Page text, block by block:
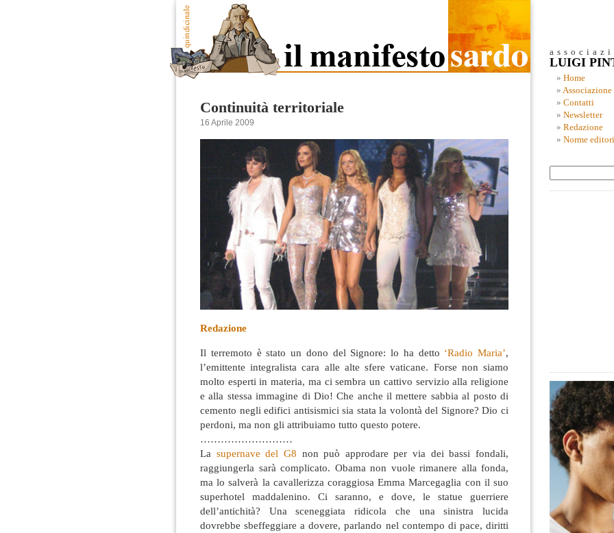
Continuità territoriale
16 Aprile 2009
Redazione
Il terremoto è stato un dono del Signore: lo ha detto ‘Radio Maria’,
l’emittente integralista cara alle alte sfere vaticane. Forse non siamo
molto esperti in materia, ma ci sembra un cattivo servizio alla religione
e alla stessa immagine di Dio! Che anche il mettere sabbia al posto di
cemento negli edifici antisismici sia stata la volontà del Signore? Dio ci
perdoni, ma non gli attribuiamo tutto questo potere.
………………………
La supernave del G8 non può approdare per via dei bassi fondali,
raggiungerla sarà complicato. Obama non vuole rimanere alla fonda,
ma lo salverà la cavallerizza coraggiosa Emma Marcegaglia con il suo
superhotel maddalenino. Ci saranno, e dove, le statue guerriere
dell’antichità? Una sceneggiata ridicola che una sinistra lucida
dovrebbe sbeffeggiare a dovere, parlando nel contempo di pace, diritti
LUIGI
Home
Associazione
Contatti
Newsletter
Redazione
Norme